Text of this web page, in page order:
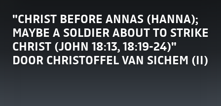
"CHRIST BEFORE ANNAS (HANNA);
MAYBE A SOLDIER ABOUT TO STRIKE
CHRIST (JOHN 18:13, 18:19-24)"
DOOR CHRISTOFFEL VAN SICHEM (II)